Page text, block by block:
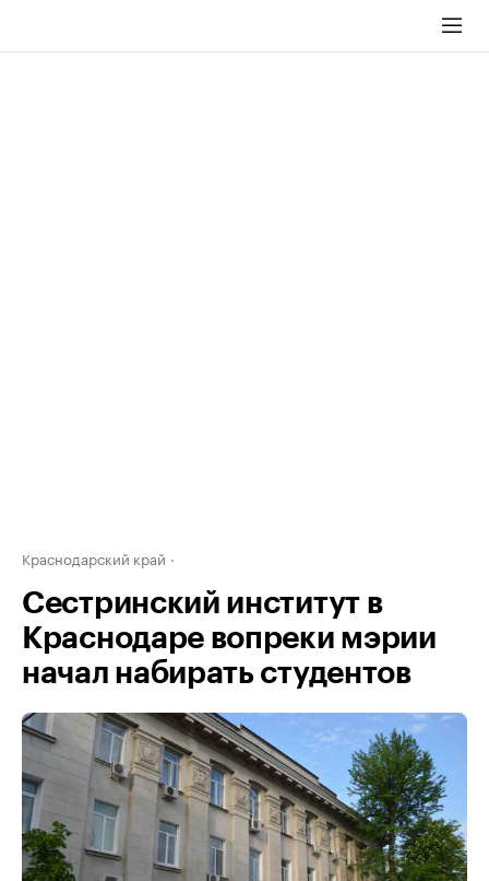
Краснодарский край
Сестринский институт в
Краснодаре вопреки мэрии
начал набирать студентов